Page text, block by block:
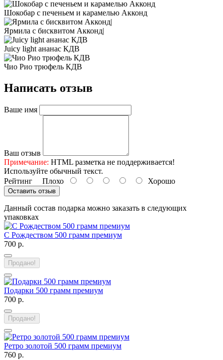
Шокобар с печеньем и карамелью Акконд
Ярмила с бисквитом Акконд|
Juicy light ананас КДВ
Чио Рио трюфель КДВ
Написать отзыв
Ваше имя
Ваш отзыв
Примечание: HTML разметка не поддерживается!
Используйте обычный текст.
Рейтинг Плохо Хорошо
Оставить отзыв
Данный состав подарка можно заказать в следующих
упаковках
С Рождеством 500 грамм премиум
700 р.
Продано!
Подарки 500 грамм премиум
700 р.
Продано!
Ретро золотой 500 грамм премиум
760 р.